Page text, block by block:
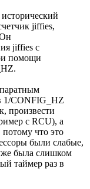
jiffies,
jiffies с
помощи
1/CONFIG_HZ
произвести
с RCU), а
потому что это
были слабые,
была слишком
таймер раз в